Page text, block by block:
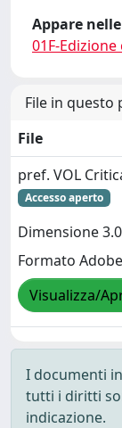
Appare
01F-
File in questo
File
pref. VOL
Accesso aperto
Dimensione
Formato
Visualizza/
I documenti
tutti i diritti
indicazione.